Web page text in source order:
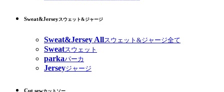
Sweat&Jerseyスウェット&ジャージ
Sweat&Jersey Allスウェット&ジャージ全て
Sweatスウェット
parkaパーカ
Jerseyジャージ
Cut sewカットソー